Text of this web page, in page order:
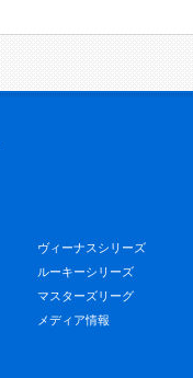
ヴィーナスシリーズ
ルーキーシリーズ
マスターズリーグ
メディア情報